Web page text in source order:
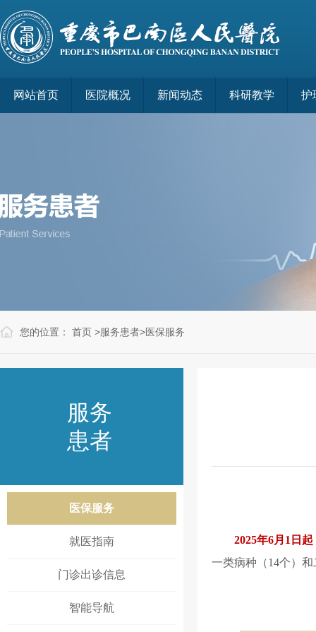
网站首页 医院概况 新闻动态 科研教学 护
您的位置： 首页 >服务患者>医保服务
服务
患者
医保服务
就医指南
门诊出诊信息
智能导航
2025年6月1日起
一类病种（14个）